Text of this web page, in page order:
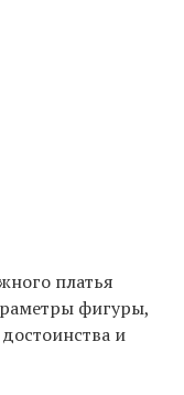
платья
фигуры,
и